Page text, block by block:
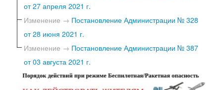
от 27 апреля 2021 г.
Изменение → Постановление Администрации № 328
от 28 июня 2021 г.
Изменение → Постановление Администрации № 387
от 03 августа 2021 г.